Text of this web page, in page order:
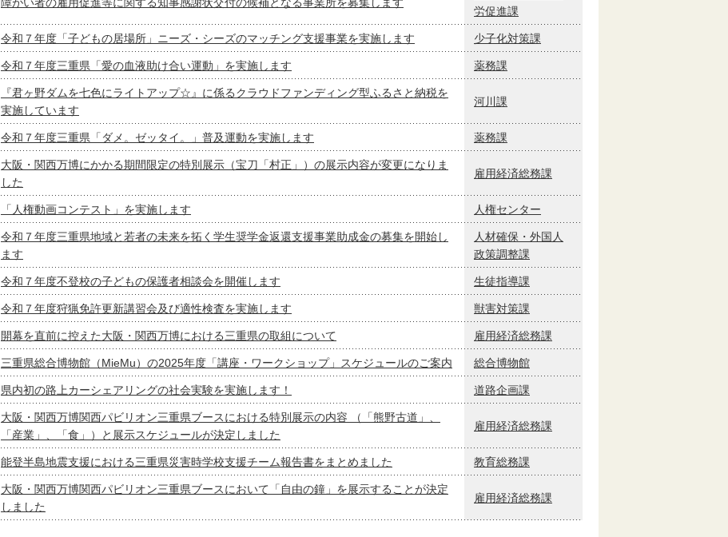
労促進課
令和７年度「子どもの居場所」ニーズ・シーズのマッチング支援事業を実施します 少子化対策課
令和７年度三重県「愛の血液助け合い運動」を実施します 薬務課
『君ヶ野ダムを七色にライトアップ☆』に係るクラウドファンディング型ふるさと納税を
実施しています
河川課
令和７年度三重県「ダメ。ゼッタイ。」普及運動を実施します 薬務課
大阪・関西万博にかかる期間限定の特別展示（宝刀「村正」）の展示内容が変更になりま
した
雇用経済総務課
「人権動画コンテスト」を実施します 人権センター
令和７年度三重県地域と若者の未来を拓く学生奨学金返還支援事業助成金の募集を開始し
ます
人材確保・外国人
政策調整課
令和７年度不登校の子どもの保護者相談会を開催します 生徒指導課
令和７年度狩猟免許更新講習会及び適性検査を実施します 獣害対策課
開幕を直前に控えた大阪・関西万博における三重県の取組について 雇用経済総務課
三重県総合博物館（MieMu）の2025年度「講座・ワークショップ」スケジュールのご案内 総合博物館
県内初の路上カーシェアリングの社会実験を実施します！ 道路企画課
大阪・関西万博関西パビリオン三重県ブースにおける特別展示の内容 （「熊野古道」、
「産業」、「食」）と展示スケジュールが決定しました
雇用経済総務課
能登半島地震支援における三重県災害時学校支援チーム報告書をまとめました 教育総務課
大阪・関西万博関西パビリオン三重県ブースにおいて「自由の鐘」を展示することが決定
しました
雇用経済総務課